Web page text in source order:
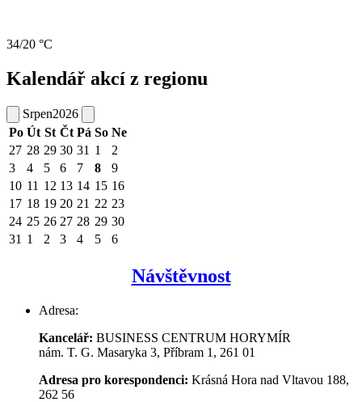
34/20 °C
Kalendář akcí z regionu
Srpen2026
Po Út St Čt Pá So Ne
27 28 29 30 31 1
2
3
4 5 6 7 8
9
10 11 12 13 14 15 16
17 18 19 20 21 22 23
24 25 26 27 28 29 30
31 1 2 3 4 5 6
Návštěvnost
Adresa:
Kancelář: BUSINESS CENTRUM HORYMÍR
nám. T. G. Masaryka 3, Příbram 1, 261 01
Adresa pro korespondenci: Krásná Hora nad Vltavou 188,
262 56